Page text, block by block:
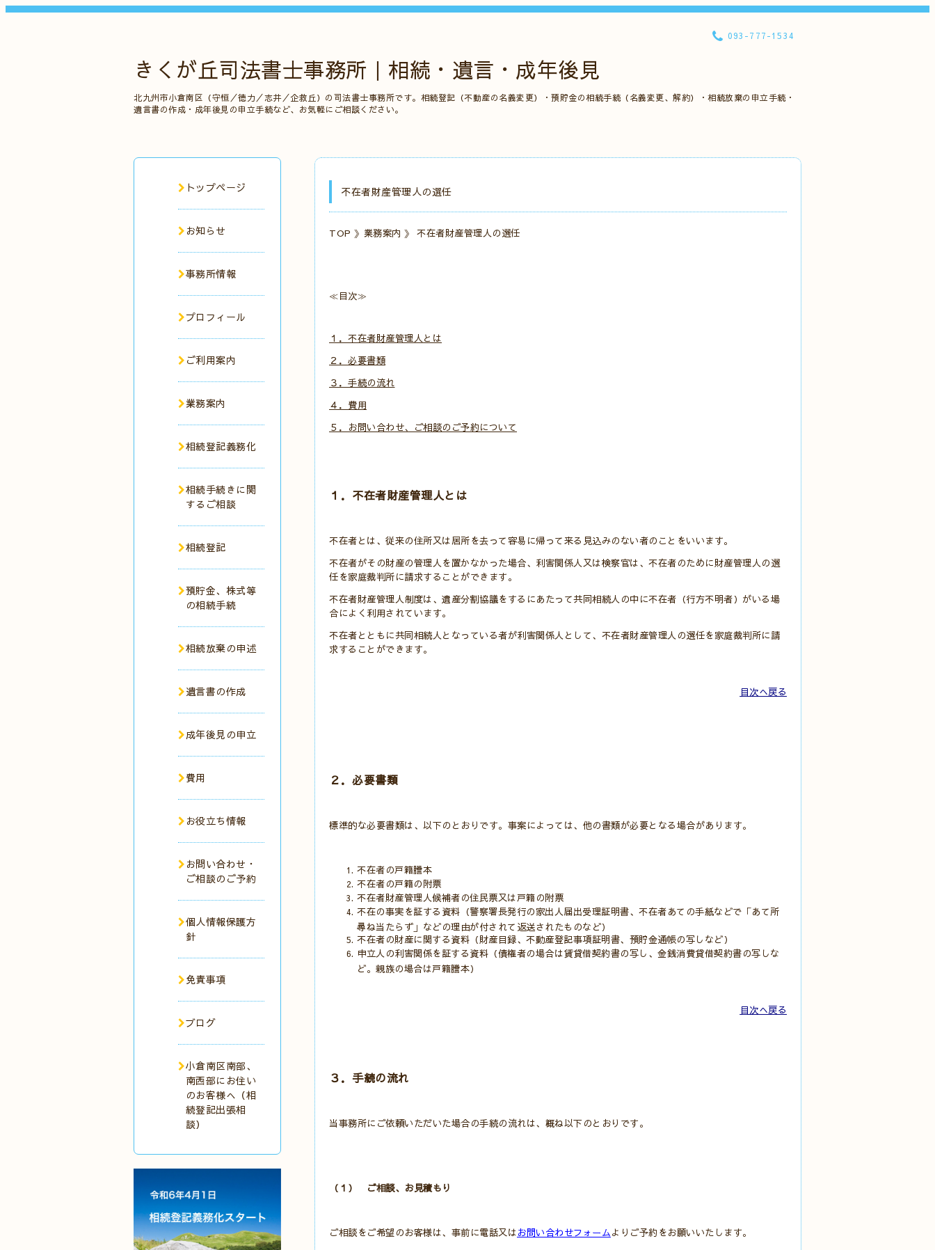
きくが丘司法書士事務所｜相続・遺言・成年後見
北九州市小倉南区（守恒／徳力／志井／企救丘）の司法書士事務所です。相続登記（不動産の名義変更）・預貯金の相続手続（名義変更、解約）・相続放棄の申立手続・
遺言書の作成・成年後見の申立手続など、お気軽にご相談ください。
093-777-1534
不在者財産管理人の選任
TOP 》 業務案内 》 不在者財産管理人の選任
≪目次≫
１．不在者財産管理人とは
２．必要書類
３．手続の流れ
４．費用
５．お問い合わせ、ご相談のご予約について
１．不在者財産管理人とは
不在者とは、従来の住所又は居所を去って容易に帰って来る見込みのない者のことをいいます。
不在者がその財産の管理人を置かなかった場合、利害関係人又は検察官は、不在者のために財産管理人の選
任を家庭裁判所に請求することができます。
不在者財産管理人制度は、遺産分割協議をするにあたって共同相続人の中に不在者（行方不明者）がいる場
合によく利用されています。
不在者とともに共同相続人となっている者が利害関係人として、不在者財産管理人の選任を家庭裁判所に請
求することができます。
目次へ戻る
２．必要書類
標準的な必要書類は、以下のとおりです。 事案によっては、他の書類が必要となる場合があります。
不在者の戸籍謄本
不在者の戸籍の附票
不在者財産管理人候補者の住民票又は戸籍の附票
不在の事実を証する資料（警察署長発行の家出人届出受理証明書、不在者あての手紙などで「あて所
尋ね当たらず」などの理由が付されて返送されたものなど）
不在者の財産に関する資料（財産目録、不動産登記事項証明書、預貯金通帳の写しなど）
申立人の利害関係を証する資料（債権者の場合は賃貸借契約書の写し、金銭消費貸借契約書の写しな
ど。親族の場合は戸籍謄本）
目次へ戻る
３．手続の流れ
当事務所にご依頼いただいた場合の手続の流れは、概ね以下のとおりです。
（１） ご相談、お見積もり
ご相談をご希望のお客様は、事前に電話又はお問い合わせフォームよりご予約をお願いいたします。
トップページ
お知らせ
事務所情報
プロフィール
ご利用案内
業務案内
相続登記義務化
相続手続きに関
するご相談
相続登記
預貯金、株式等
の相続手続
相続放棄の申述
遺言書の作成
成年後見の申立
費用
お役立ち情報
お問い合わせ・
ご相談のご予約
個人情報保護方
針
免責事項
ブログ
小倉南区南部、
南西部にお住い
のお客様へ（相
続登記出張相
談）